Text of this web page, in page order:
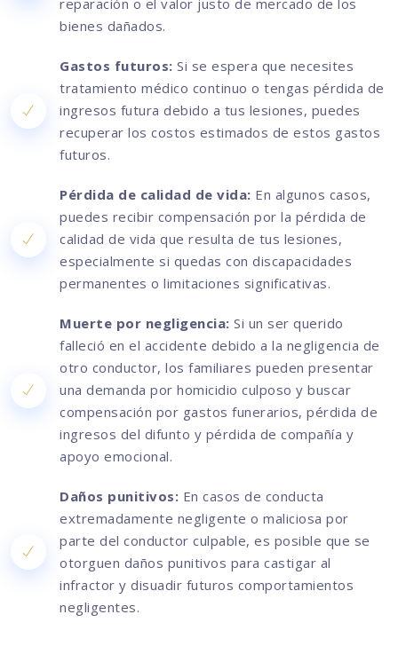
reparación o el valor justo de mercado de los
bienes dañados.
Gastos futuros: Si se espera que necesites
tratamiento médico continuo o tengas pérdida de
ingresos futura debido a tus lesiones, puedes
recuperar los costos estimados de estos gastos
futuros.
Pérdida de calidad de vida: En algunos casos,
puedes recibir compensación por la pérdida de
calidad de vida que resulta de tus lesiones,
especialmente si quedas con discapacidades
permanentes o limitaciones significativas.
Muerte por negligencia: Si un ser querido
falleció en el accidente debido a la negligencia de
otro conductor, los familiares pueden presentar
una demanda por homicidio culposo y buscar
compensación por gastos funerarios, pérdida de
ingresos del difunto y pérdida de compañía y
apoyo emocional.
Daños punitivos: En casos de conducta
extremadamente negligente o maliciosa por
parte del conductor culpable, es posible que se
otorguen daños punitivos para castigar al
infractor y disuadir futuros comportamientos
negligentes.